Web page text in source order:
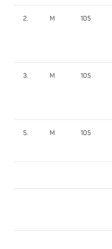
2. M 105
3. M 105
5. M 105